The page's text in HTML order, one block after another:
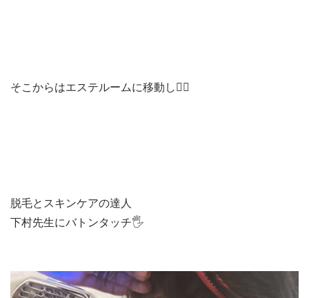
そこからはエステルームに移動し🚶‍♀️
脱毛とスキンケアの達人
下村先生にバトンタッチ🖐️